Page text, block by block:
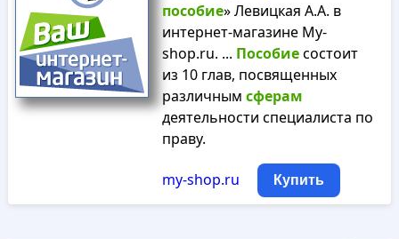
пособие» Левицкая А.А. в
интернет-магазине My-
shop.ru. ... Пособиесостоит
из 10 глав, посвященных
различным сферам
деятельности специалиста по
праву.
my-shop.ru Купить